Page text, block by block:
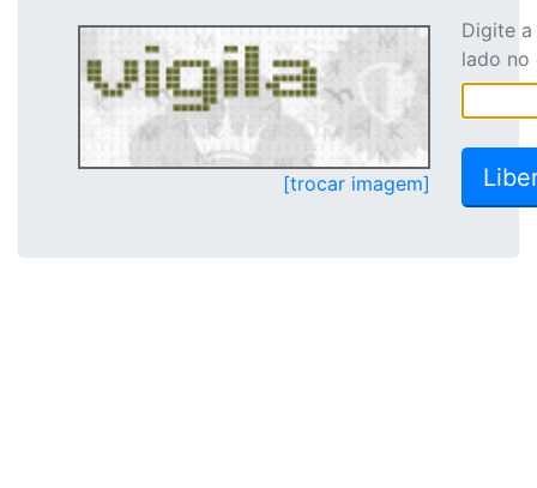
[trocar imagem]
Digite
lado no